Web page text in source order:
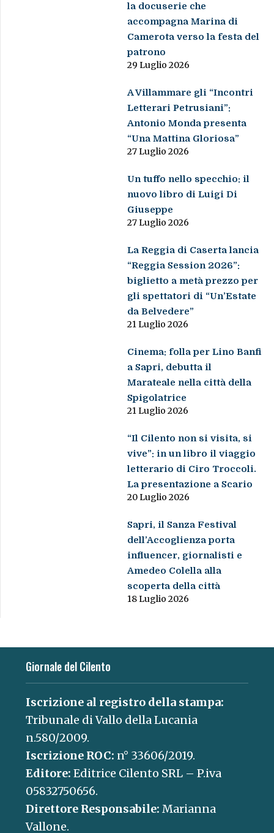
la docuserie che
accompagna Marina di
Camerota verso la festa del
patrono
29 Luglio 2026
A Villammare gli “Incontri
Letterari Petrusiani”:
Antonio Monda presenta
“Una Mattina Gloriosa”
27 Luglio 2026
Un tuffo nello specchio: il
nuovo libro di Luigi Di
Giuseppe
27 Luglio 2026
La Reggia di Caserta lancia
“Reggia Session 2026”:
biglietto a metà prezzo per
gli spettatori di “Un’Estate
da Belvedere”
21 Luglio 2026
Cinema: folla per Lino Banfi
a Sapri, debutta il
Marateale nella città della
Spigolatrice
21 Luglio 2026
“Il Cilento non si visita, si
vive”: in un libro il viaggio
letterario di Ciro Troccoli.
La presentazione a Scario
20 Luglio 2026
Sapri, il Sanza Festival
dell’Accoglienza porta
influencer, giornalisti e
Amedeo Colella alla
scoperta della città
18 Luglio 2026
Giornale del Cilento
Iscrizione al registro della stampa:
Tribunale di Vallo della Lucania
n.580/2009.
Iscrizione ROC: n° 33606/2019.
Editore: Editrice Cilento SRL – P.iva
05832750656.
Direttore Responsabile: Marianna
Vallone.